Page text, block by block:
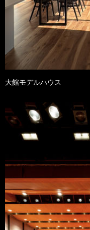
大館モデルハウス